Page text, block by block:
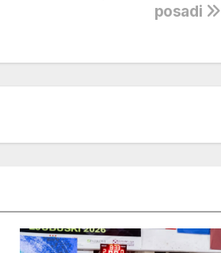
posadi